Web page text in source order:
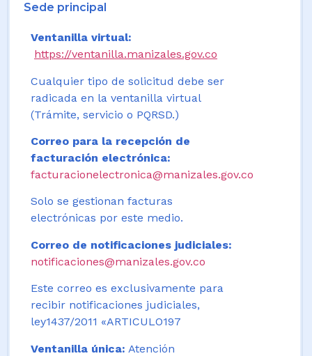
Sede principal
Ventanilla virtual:
https://ventanilla.manizales.gov.co
Cualquier tipo de solicitud debe ser
radicada en la ventanilla virtual
(Trámite, servicio o PQRSD.)
Correo para la recepción de
facturación electrónica:
facturacionelectronica@manizales.gov.co
Solo se gestionan facturas
electrónicas por este medio.
Correo de notificaciones judiciales:
notificaciones@manizales.gov.co
Este correo es exclusivamente para
recibir notificaciones judiciales,
ley1437/2011 «ARTICULO197
Ventanilla única: Atención